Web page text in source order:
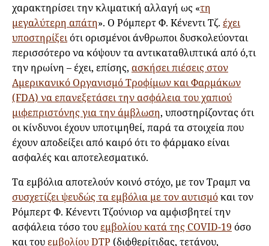
χαρακτηρίσει την κλιματική αλλαγή ως «τη
μεγαλύτερη απάτη». Ο Ρόμπερτ Φ. Κένεντι Τζ. έχει
υποστηρίξειότι ορισμένοι άνθρωποι δυσκολεύονται
περισσότερο να κόψουν τα αντικαταθλιπτικά από ό,τι
την ηρωίνη – έχει, επίσης, ασκήσει πιέσεις στον
Αμερικανικό Οργανισμό Τροφίμων και Φαρμάκων
(FDA) να επανεξετάσει την ασφάλεια του χαπιού
μιφεπριστόνης για την άμβλωση, υποστηρίζοντας ότι
οι κίνδυνοι έχουν υποτιμηθεί, παρά τα στοιχεία που
έχουν αποδείξει από καιρό ότι το φάρμακο είναι
ασφαλές και αποτελεσματικό.
Τα εμβόλια αποτελούν κοινό στόχο, με τον Τραμπ να
συσχετίζει ψευδώς τα εμβόλια με τον αυτισμόκαι τον
Ρόμπερτ Φ. Κένεντι Τζούνιορ να αμφισβητεί την
ασφάλεια τόσο του εμβολίου κατά της COVID-19 όσο
και του εμβολίου DTP (διφθερίτιδας, τετάνου,